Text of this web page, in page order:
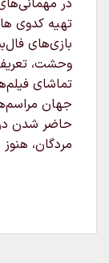
در
تهیه کدوی
بازی‌های
وحشت،
تماشای
جهان
حاضر شدن
مردگان،